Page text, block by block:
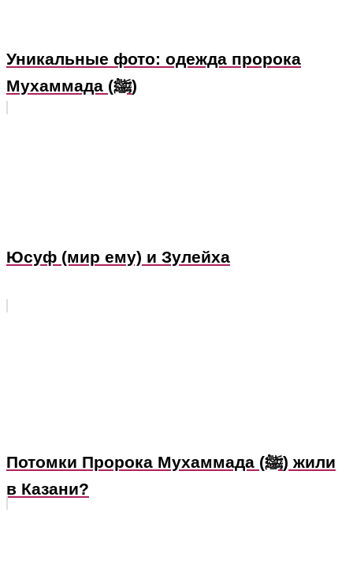
Уникальные фото: одежда пророка
Мухаммада (ﷺ)
Юсуф (мир ему) и Зулейха
Потомки Пророка Мухаммада (ﷺ) жили
в Казани?